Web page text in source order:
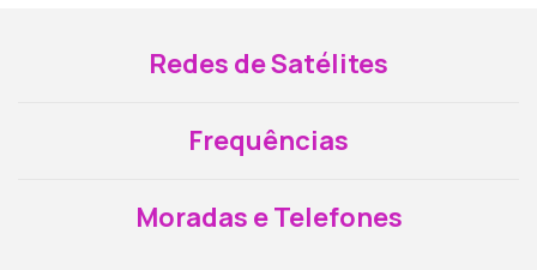
Redes de Satélites
Frequências
Moradas e Telefones